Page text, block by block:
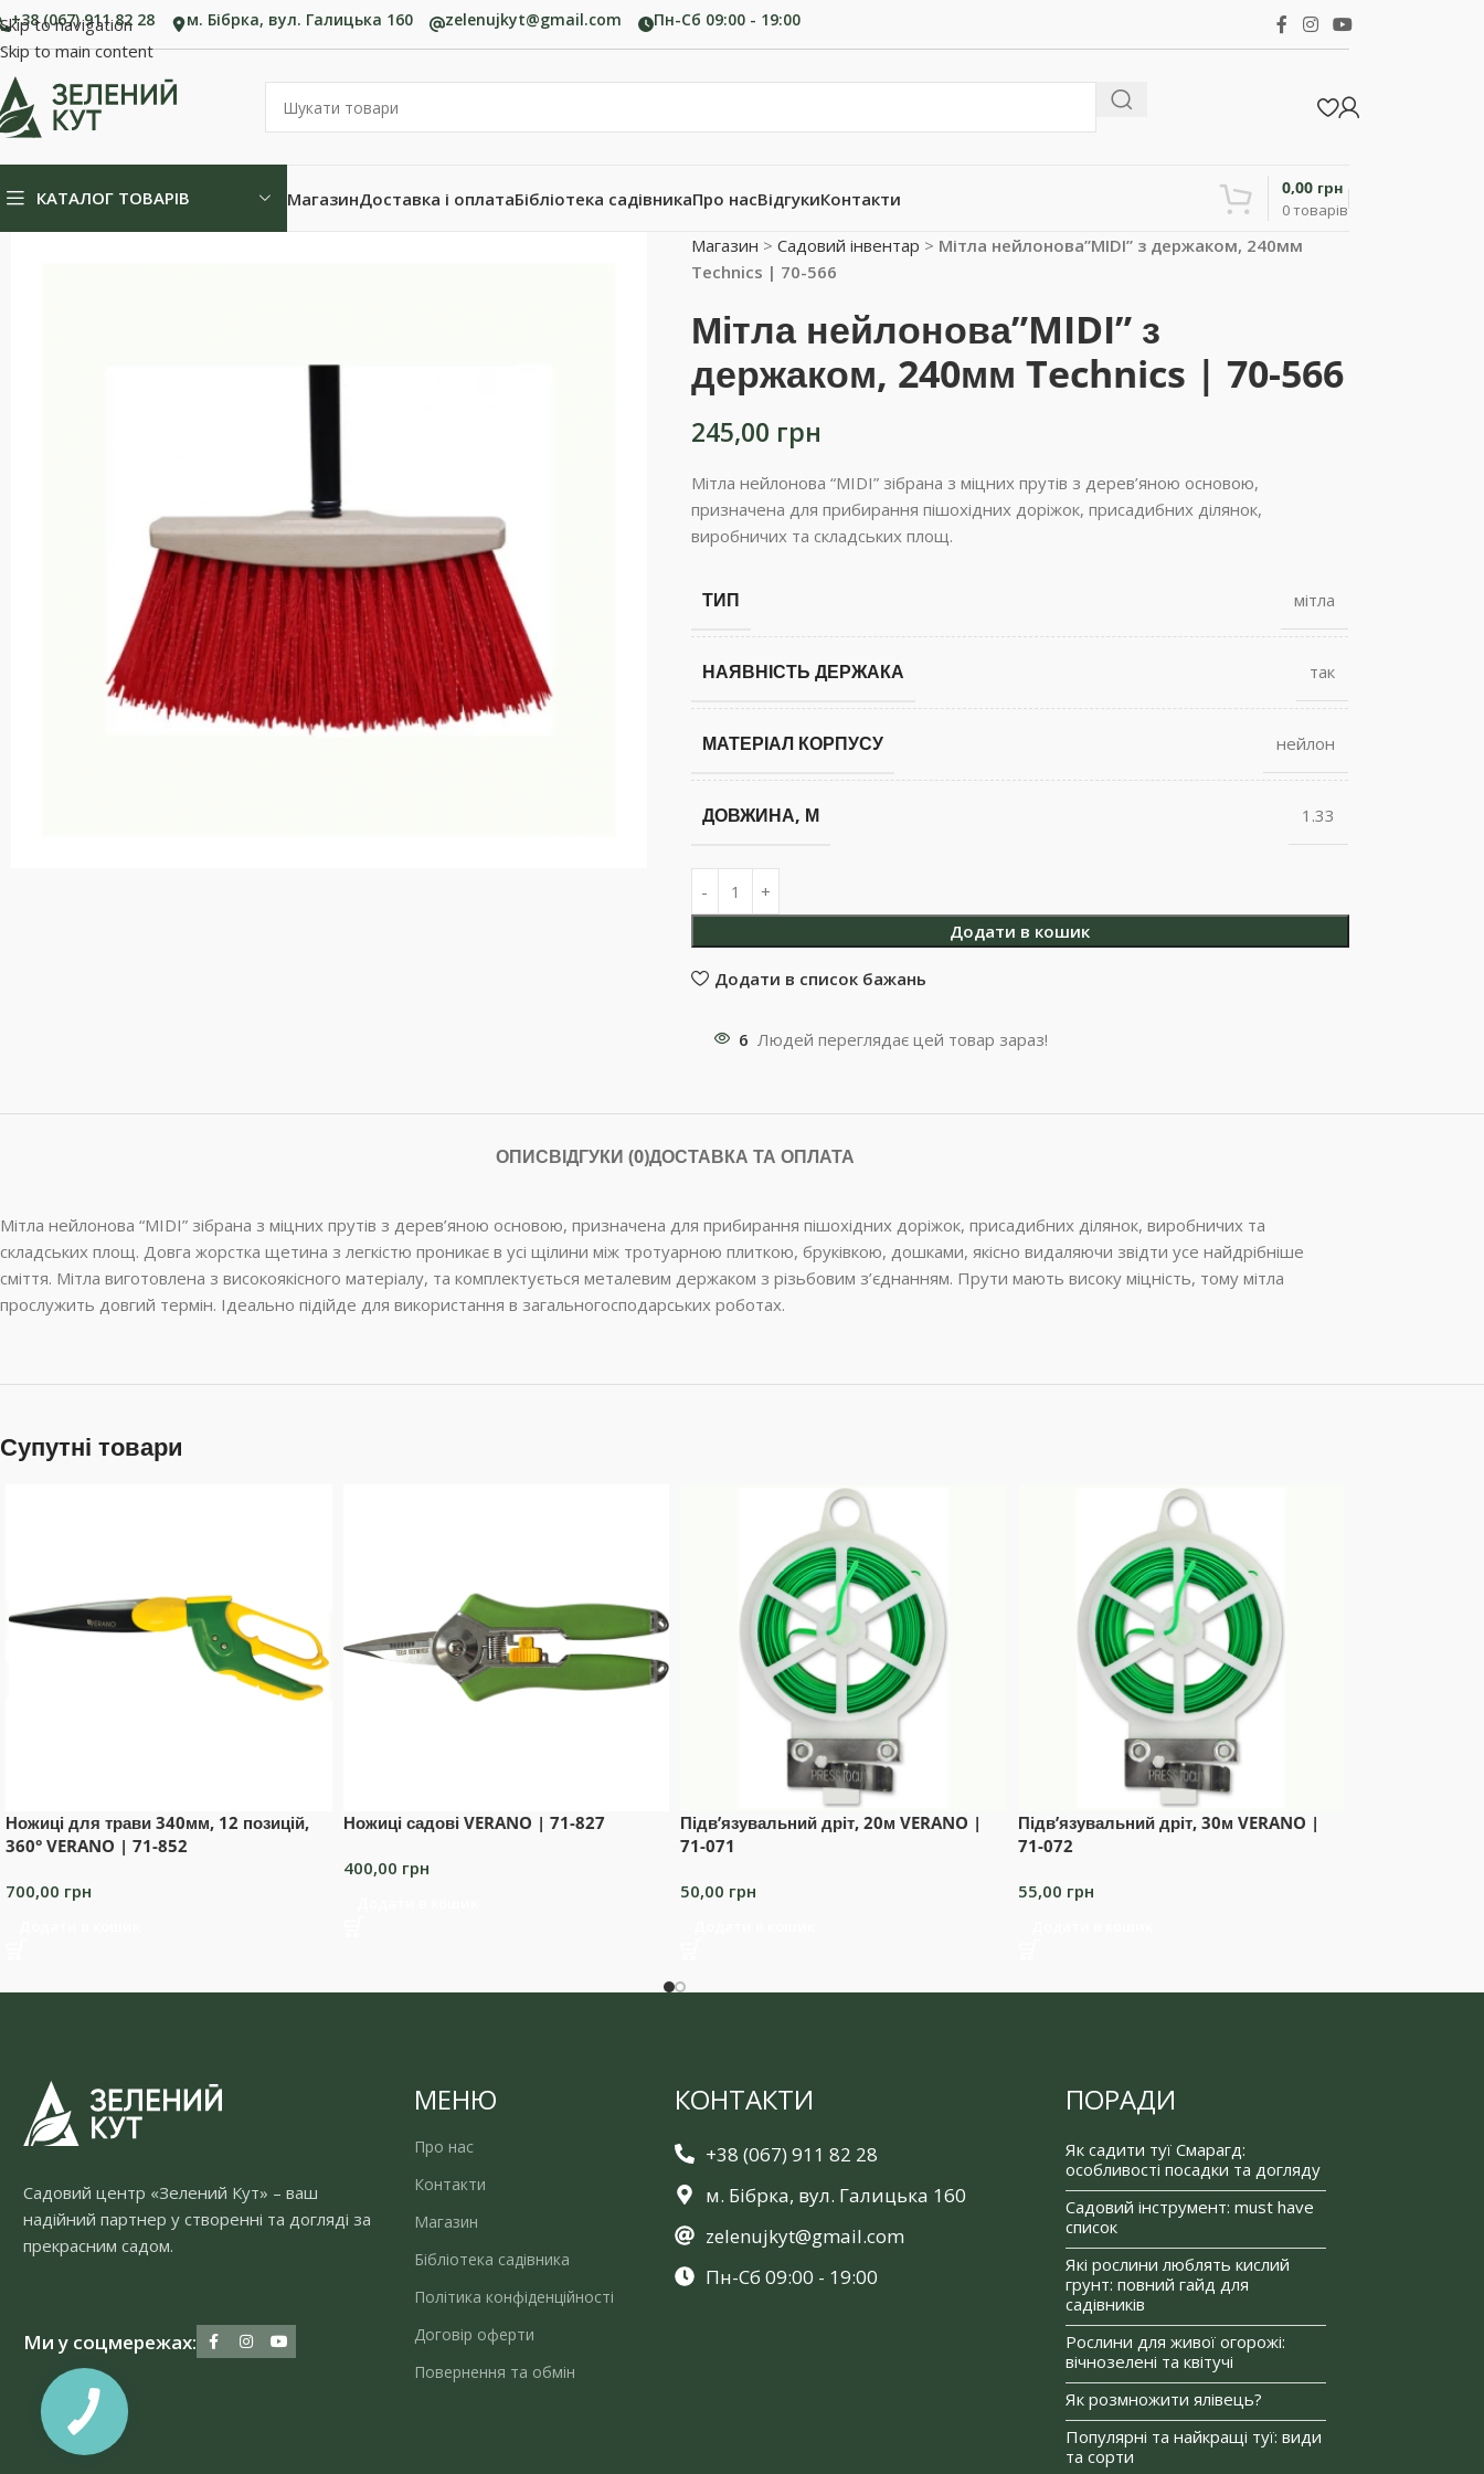
Skip to navigation
Skip to main content
+38 (067) 911 82 28 м. Бібрка, вул. Галицька 160 zelenujkyt@gmail.com Пн-Сб 09:00 - 19:00
КАТАЛОГ ТОВАРІВ МагазинДоставка і оплатаБібліотека садівникаПро насВідгукиКонтакти
0товарів
0,00 грн
Магазин > Садовий інвентар > Мітла нейлонова”MIDI” з держаком, 240мм
Technics | 70-566
Мітла нейлонова”MIDI” з
держаком, 240мм Technics | 70-566
245,00 грн
Мітла нейлонова “MIDI” зібрана з міцних прутів з дерев’яною основою,
призначена для прибирання пішохідних доріжок, присадибних ділянок,
виробничих та складських площ.
ТИП мітла
НАЯВНІСТЬ ДЕРЖАКА так
МАТЕРІАЛ КОРПУСУ нейлон
ДОВЖИНА, М 1.33
Додати в кошик
Додати в список бажань
6 Людей переглядає цей товар зараз!
ОПИСВІДГУКИ (0)ДОСТАВКА ТА ОПЛАТА
Мітла нейлонова “MIDI” зібрана з міцних прутів з дерев’яною основою, призначена для прибирання пішохідних доріжок, присадибних ділянок, виробничих та
складських площ. Довга жорстка щетина з легкістю проникає в усі щілини між тротуарною плиткою, бруківкою, дошками, якісно видаляючи звідти усе найдрібніше
сміття. Мітла виготовлена з високоякісного матеріалу, та комплектується металевим держаком з різьбовим з’єднанням. Прути мають високу міцність, тому мітла
прослужить довгий термін. Ідеально підійде для використання в загальногосподарських роботах.
Супутні товари
Ножиці для трави 340мм, 12 позицій,
360° VERANO | 71-852
700,00 грн
Ножиці садові VERANO | 71-827
400,00 грн
Підв’язувальний дріт, 20м VERANO |
71-071
50,00 грн
Підв’язувальний дріт, 30м VERANO |
71-072
55,00 грн
Садовий центр «Зелений Кут» – ваш
надійний партнер у створенні та догляді за
прекрасним садом.
Ми у соцмережах:
МЕНЮ
Про нас
Контакти
Магазин
Бібліотека садівника
Політика конфіденційності
Договір оферти
Повернення та обмін
КОНТАКТИ
+38 (067) 911 82 28
м. Бібрка, вул. Галицька 160
zelenujkyt@gmail.com
Пн-Сб 09:00 - 19:00
ПОРАДИ
Як садити туї Смарагд:
особливості посадки та догляду
Садовий інструмент: must have
список
Які рослини люблять кислий
грунт: повний гайд для
садівників
Рослини для живої огорожі:
вічнозелені та квітучі
Як розмножити ялівець?
Популярні та найкращі туї: види
та сорти